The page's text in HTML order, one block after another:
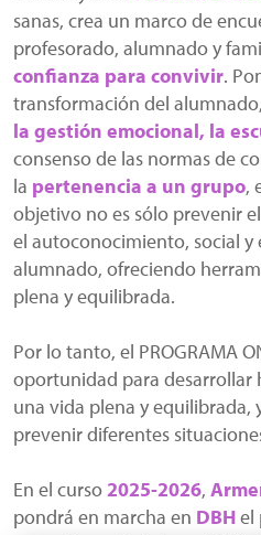
sanas, crea un marco de
profesorado, alumnado y
confianza para convivir.
transformación del
la gestión emocional, la
consenso de las normas de
la pertenencia a un grupo,
objetivo no es sólo prevenir
el autoconocimiento, social y
alumnado, ofreciendo
plena y equilibrada.
Por lo tanto, el PROGRAMA
oportunidad para desarrollar
una vida plena y equilibrada,
prevenir diferentes
En el curso 2025-2026,
pondrá en marcha en DBHel